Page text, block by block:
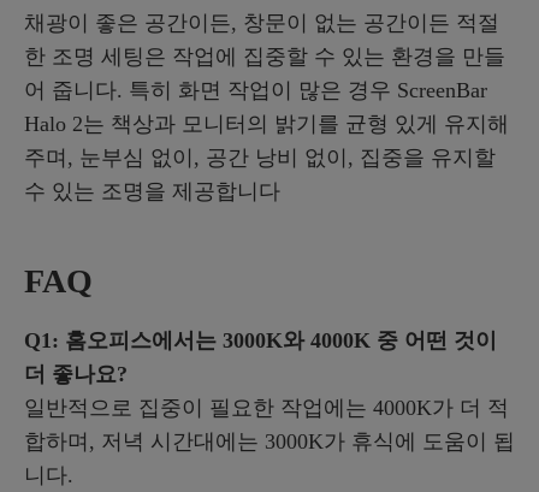
채광이 좋은 공간이든, 창문이 없는 공간이든 적절
한 조명 세팅은 작업에 집중할 수 있는 환경을 만들
어 줍니다. 특히 화면 작업이 많은 경우 ScreenBar
Halo 2는 책상과 모니터의 밝기를 균형 있게 유지해
주며, 눈부심 없이, 공간 낭비 없이, 집중을 유지할
수 있는 조명을 제공합니다
FAQ
Q1: 홈오피스에서는 3000K와 4000K 중 어떤 것이
더 좋나요?
일반적으로 집중이 필요한 작업에는 4000K가 더 적
합하며, 저녁 시간대에는 3000K가 휴식에 도움이 됩
니다.